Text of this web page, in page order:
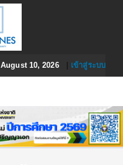
August 10, 2026| เข้าสู่ระบบ